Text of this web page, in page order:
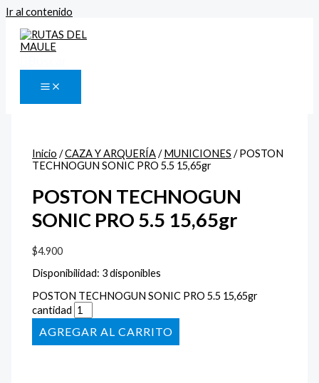
Ir al contenido
Inicio /CAZA Y ARQUERÍA/MUNICIONES / POSTON
TECHNOGUN SONIC PRO 5.5 15,65gr
POSTON TECHNOGUN
SONIC PRO 5.5 15,65gr
$4.900
Disponibilidad: 3 disponibles
POSTON TECHNOGUN SONIC PRO 5.5 15,65gr
cantidad
AÑADIR AL CARRITO